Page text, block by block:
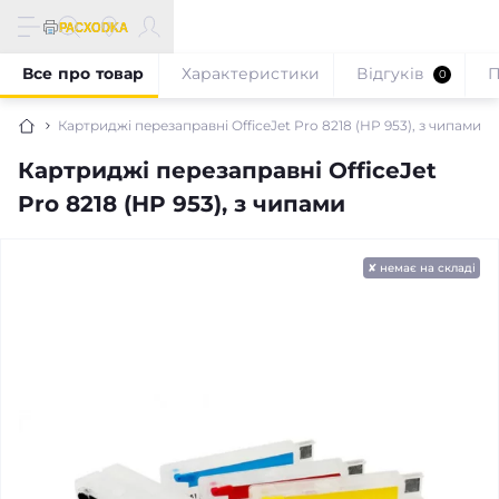
Картриджі перезаправні OfficeJet Pro 8218 (HP 953), з чипами
Картриджі перезаправні OfficeJet
Pro 8218 (HP 953), з чипами
Все про товар Характеристики Відгуків 0
✘ немає на складі